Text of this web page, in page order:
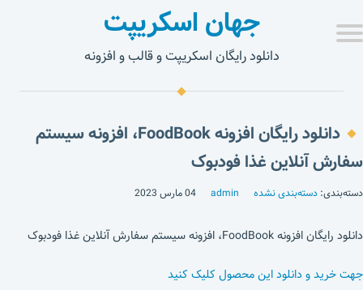
جهان اسکریپت
دانلود رایگان اسکریپت و قالب و افزونه
دانلود رایگان افزونه FoodBook، افزونه سیستم
سفارش آنلاین غذا فودبوک
دسته‌بندی: دسته‌بندی نشده admin 04 مارس 2023
دانلود رایگان افزونه FoodBook، افزونه سیستم سفارش آنلاین غذا فودبوک
جهت خرید و دانلود این محصول کلیک کنید